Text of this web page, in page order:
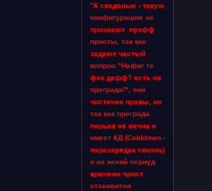
"К сведенью - такую
конфигурацию не
признают профф
присты, так как
задают частый
вопрос "Нафиг те
физ дефф? есть же
преграда!", они
чистично правы, но
так как преграда
перьев не вечна и
имеет КД (Colddown -
перезарядка скилла)
и на некий периуд
времени прист
становится